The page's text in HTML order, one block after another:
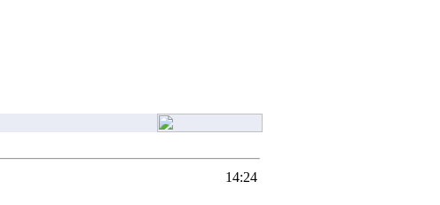
14:24